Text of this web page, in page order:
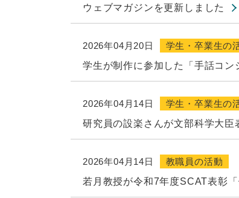
ウェブマガジンを更新しました
2026年04月20日
学生・卒業生の
学生が制作に参加した「手話コ
2026年04月14日
学生・卒業生の
研究員の設楽さんが文部科学大臣
2026年04月14日
教職員の活動
若月教授が令和7年度SCAT表彰